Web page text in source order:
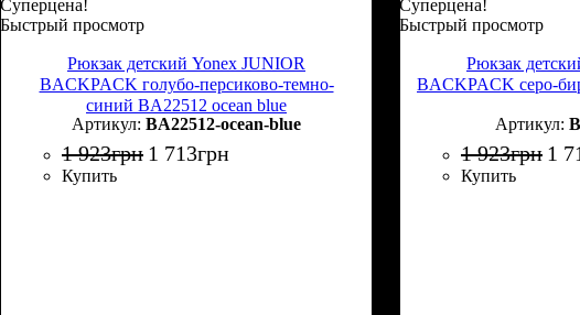
Суперцена!
Быстрый просмотр
Рюкзак детский Yonex JUNIOR
BACKPACK голубо-персиково-темно-
синий BA22512 ocean blue
BA22512-ocean-blue
1 923грн 1 713грн
Купить
Суперцена!
Быстрый просмотр
Рюкзак
BACKPACK серо-
1 923грн 1
Купить